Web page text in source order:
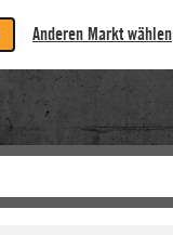
Anderen Markt wählen